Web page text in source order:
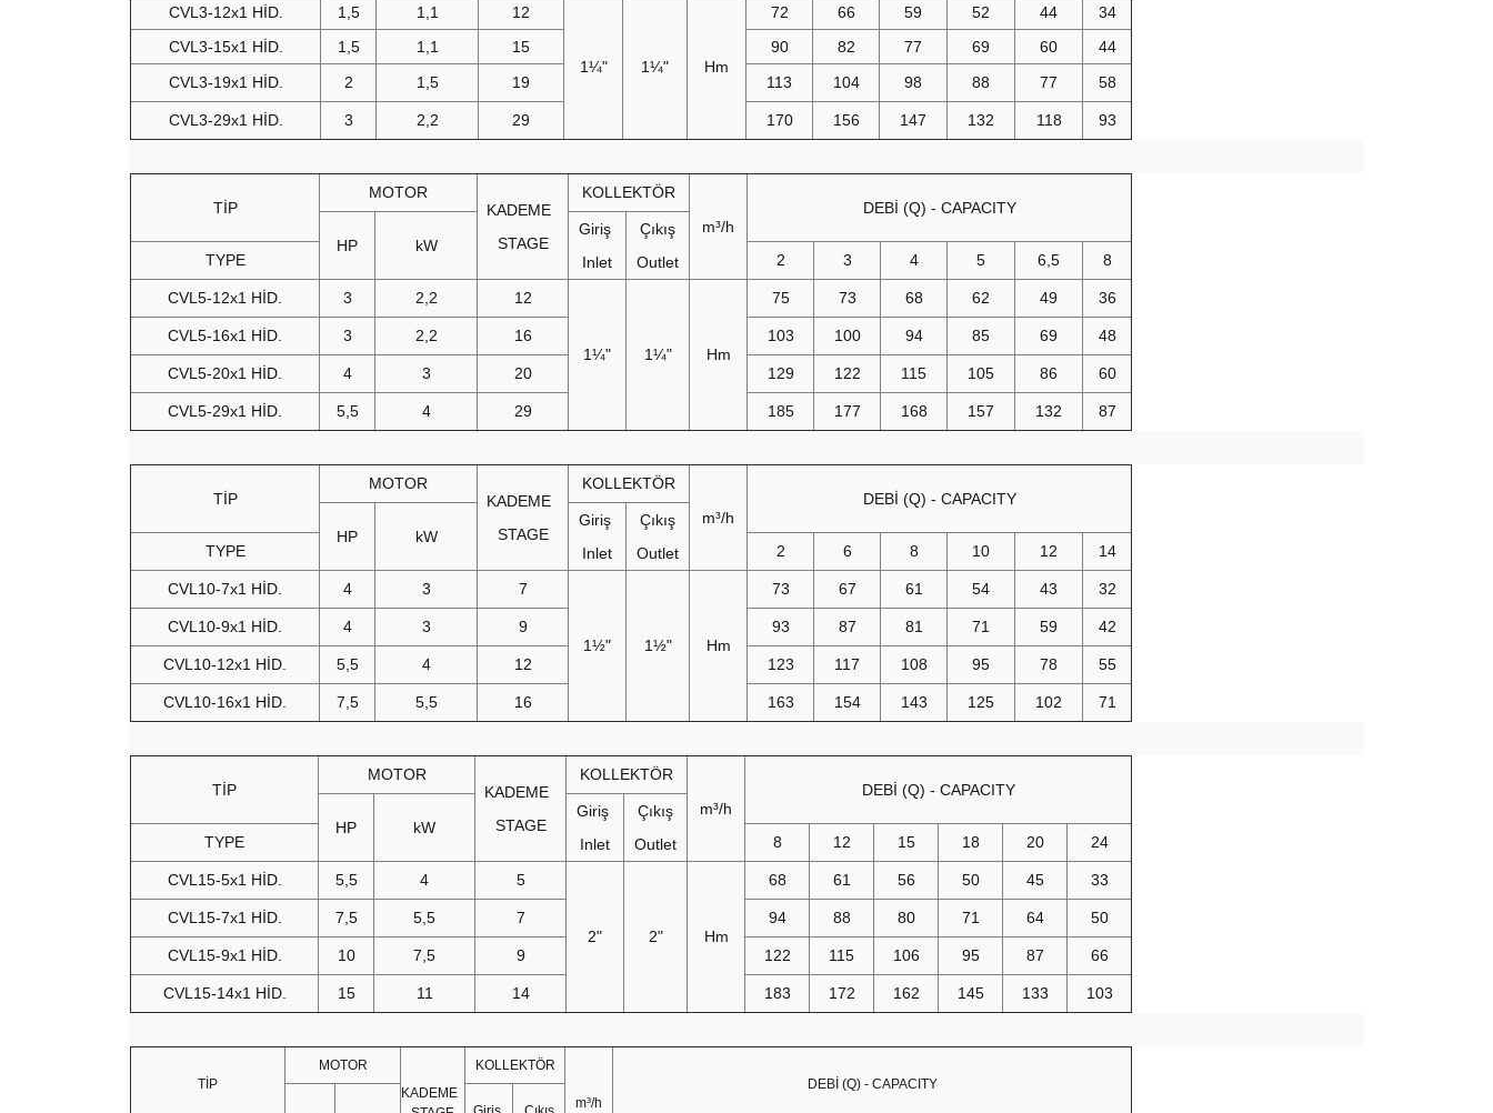
CVL3-12x1 HİD.
1,5 1,1 12
1¼" 1¼" Hm
72 66 59 52 44
34
CVL3-15x1 HİD.
1,5 1,1 15 90 82 77 69 60
44
CVL3-19x1 HİD.
2 1,5 19 113 104 98 88 77 58
CVL3-29x1 HİD. 3 2,2 29 170 156 147 132 118 93
TİP
MOTOR
KADEME
STAGE
KOLLEKTÖR
m³/h
DEBİ (Q) - CAPACITY
HP kW
Giriş
Inlet
Çıkış
Outlet
TYPE 2 3 4 5 6,5 8
CVL5-12x1 HİD. 3 2,2 12
1¼" 1¼" Hm
75 73 68 62 49 36
CVL5-16x1 HİD. 3 2,2 16 103 100 94 85 69 48
CVL5-20x1 HİD. 4 3 20 129 122 115 105 86 60
CVL5-29x1 HİD. 5,5 4 29 185 177 168 157 132 87
TİP
MOTOR
KADEME
STAGE
KOLLEKTÖR
m³/h
DEBİ (Q) - CAPACITY
HP kW
Giriş
Inlet
Çıkış
Outlet
TYPE 2 6 8 10 12 14
CVL10-7x1 HİD. 4 3 7
1½" 1½" Hm
73 67 61 54 43 32
CVL10-9x1 HİD. 4 3 9 93 87 81 71 59 42
CVL10-12x1 HİD. 5,5 4 12 123 117 108 95 78 55
CVL10-16x1 HİD. 7,5 5,5 16 163 154 143 125 102 71
TİP
MOTOR
KADEME
STAGE
KOLLEKTÖR
m³/h
DEBİ (Q) - CAPACITY
HP kW
Giriş
Inlet
Çıkış
Outlet
TYPE 8 12 15 18 20 24
CVL15-5x1 HİD. 5,5 4 5
2" 2" Hm
68 61 56 50 45 33
CVL15-7x1 HİD. 7,5 5,5 7 94 88 80 71 64 50
CVL15-9x1 HİD. 10 7,5 9 122 115 106 95 87 66
CVL15-14x1 HİD. 15 11 14 183 172 162 145 133 103
TİP
MOTOR
KADEME
KOLLEKTÖR
m³/h
DEBİ (Q) - CAPACITY